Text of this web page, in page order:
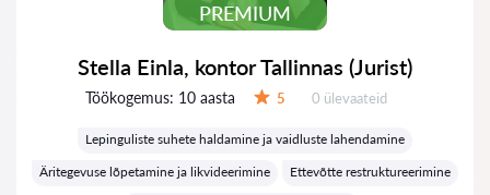
PREMIUM
Stella Einla, kontor Tallinnas (Jurist)
Töökogemus: 10 aasta 5 Ülevaateid:
0 ülevaateid
Lepinguliste suhete haldamine ja vaidluste lahendamine
Äritegevuse lõpetamine ja likvideerimine
Ettevõtte restruktureerimine